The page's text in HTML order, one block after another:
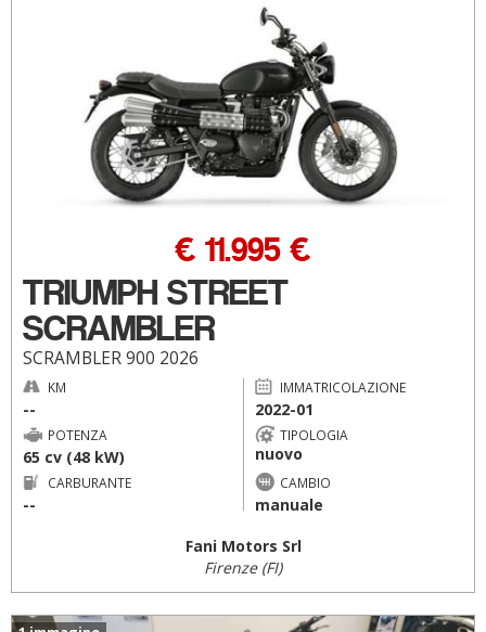
TRIUMPH STREET
SCRAMBLER
SCRAMBLER 900 2026
€ 11.995 €
KM
--
IMMATRICOLAZIONE
2022-01
POTENZA
65 cv (48 kW)
TIPOLOGIA
nuovo
CARBURANTE
--
CAMBIO
manuale
Fani Motors Srl
Firenze (FI)